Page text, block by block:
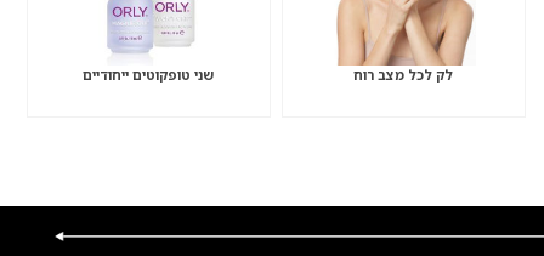
לק לכל מצב רוח שני טופקוטים ייחודיים